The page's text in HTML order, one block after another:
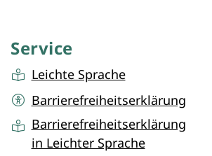
Service
Leichte Sprache
Barrierefreiheitserklärung
Barrierefreiheitserklärung
in Leichter Sprache